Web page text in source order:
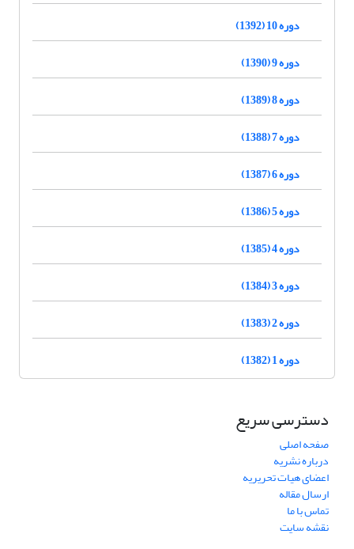
دوره 10 (1392)
دوره 9 (1390)
دوره 8 (1389)
دوره 7 (1388)
دوره 6 (1387)
دوره 5 (1386)
دوره 4 (1385)
دوره 3 (1384)
دوره 2 (1383)
دوره 1 (1382)
دسترسی سریع
صفحه اصلی
درباره نشریه
اعضای هیات تحریریه
ارسال مقاله
تماس با ما
نقشه سایت